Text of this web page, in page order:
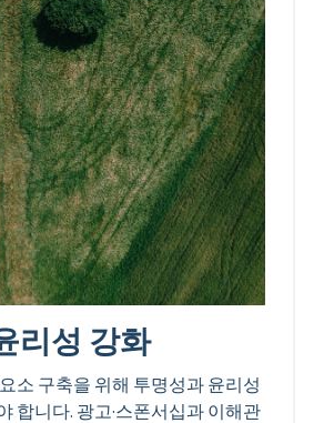
리성 강화
소 구축을 위해 투명성과 윤리성
합니다. 광고·스폰서십과 이해관